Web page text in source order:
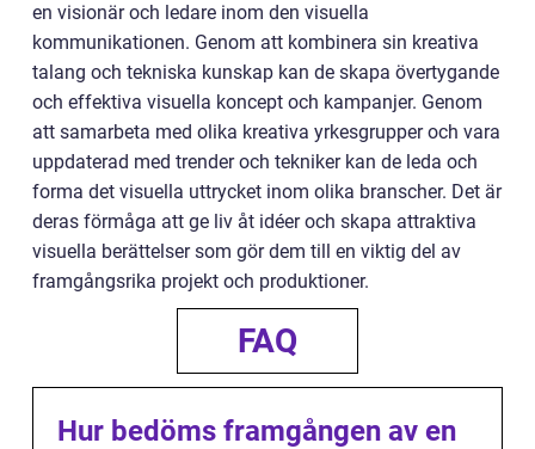
en visionär och ledare inom den visuella
kommunikationen. Genom att kombinera sin kreativa
talang och tekniska kunskap kan de skapa övertygande
och effektiva visuella koncept och kampanjer. Genom
att samarbeta med olika kreativa yrkesgrupper och vara
uppdaterad med trender och tekniker kan de leda och
forma det visuella uttrycket inom olika branscher. Det är
deras förmåga att ge liv åt idéer och skapa attraktiva
visuella berättelser som gör dem till en viktig del av
framgångsrika projekt och produktioner.
FAQ
Hur bedöms framgången av en